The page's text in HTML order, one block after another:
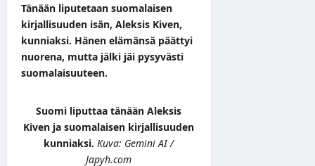
Tänään liputetaan suomalaisen
kirjallisuuden isän, Aleksis Kiven,
kunniaksi. Hänen elämänsä päättyi
nuorena, mutta jälki jäi pysyvästi
suomalaisuuteen.
Suomi liputtaa tänään Aleksis
Kiven ja suomalaisen kirjallisuuden
kunniaksi. Kuva: Gemini AI /
Japyh.com